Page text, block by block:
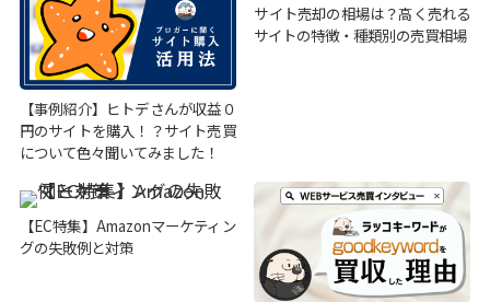
【事例紹介】ヒトデさんが収益０
円のサイトを購入！？サイト売買
について色々聞いてみました！
サイト売却の相場は？高く売れる
サイトの特徴・種類別の売買相場
【EC特集】Amazonマーケティン
グの失敗例と対策